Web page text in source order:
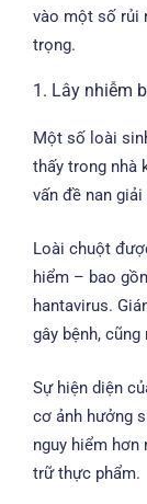
vào một số rủi
trọng.
1. Lây nhiễm
Một số loài
thấy trong nhà
vấn đề nan
Loài chuột
hiểm – bao
hantavirus.
gây bệnh,
Sự hiện diện
cơ ảnh hưởng
nguy hiểm hơn
trữ thực phẩm.